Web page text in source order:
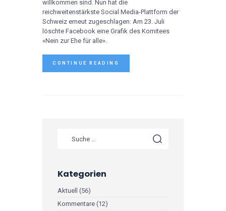
willkommen sind. Nun hat die
reichweitenstärkste Social Media-Plattform der
Schweiz erneut zugeschlagen: Am 23. Juli
löschte Facebook eine Grafik des Komitees
«Nein zur Ehe für alle».
CONTINUE READING
Kategorien
Aktuell (56)
Kommentare (12)